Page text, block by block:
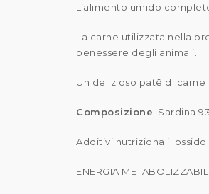
L’alimento umido
La carne utilizzata nella
benessere degli animali.
Un delizioso patê di
Composizione: Sardina
Additivi nutrizionali:
ENERGIA